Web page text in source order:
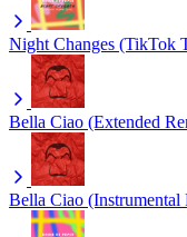
Night Changes (TikTok
Bella Ciao (Extended
Bella Ciao (Instrumental